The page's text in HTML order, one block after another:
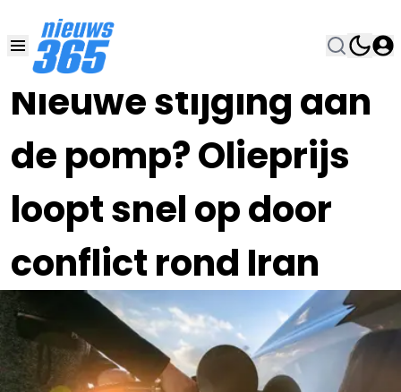
Nieuwe stijging aan
de pomp? Olieprijs
loopt snel op door
conflict rond Iran
08 MRT , 12:00•